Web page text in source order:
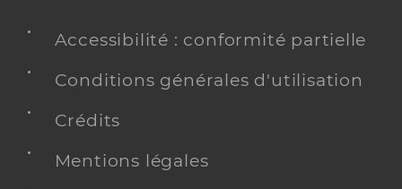
Accessibilité : conformité partielle
Conditions générales d'utilisation
Crédits
Mentions légales